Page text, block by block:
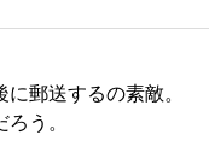
郵送するの素敵。
う。